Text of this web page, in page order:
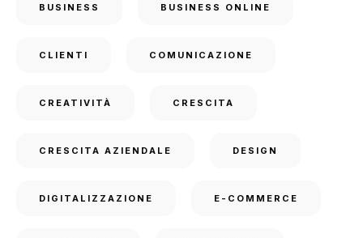
BUSINESS BUSINESS ONLINE
CLIENTI COMUNICAZIONE
CREATIVITÀ CRESCITA
CRESCITA AZIENDALE DESIGN
DIGITALIZZAZIONE E-COMMERCE